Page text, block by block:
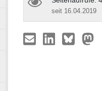
seit 16.04.2019